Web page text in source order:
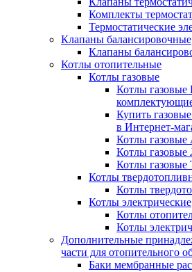
Комплекты
Термостатические
Клапаны балансировочные
Клапаны
Котлы отопительные
Котлы газовые
Котлы
Купить
в Интернет-
Котлы
Котлы газовые
Котлы
Котлы
Котлы
Котлы электрические
Котлы
Котлы
Дополнительные
части для отопительного
Баки мембранные